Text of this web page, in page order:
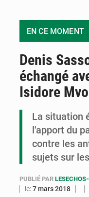
EN CE MOMENT
Denis
échangé
Isidore
La situation
l'apport du
contre les
sujets sur
PUBLIÉ PAR
le:7 mars 2018